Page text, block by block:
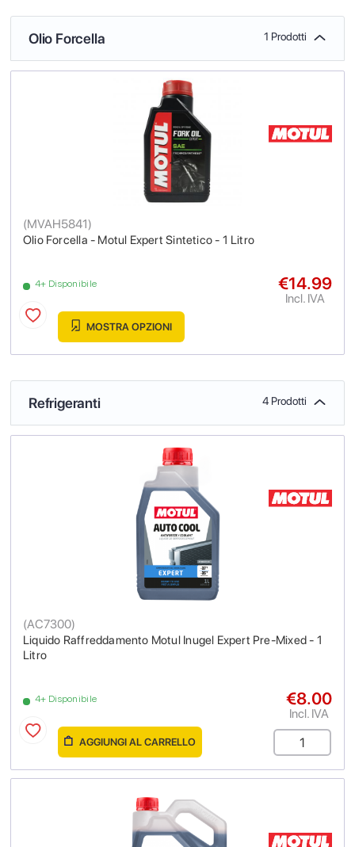
Olio Forcella 1 Prodotti
Olio Forcella - Motul Expert Sintetico - 1 Litro
(MVAH5841)
4+ Disponibile €14.99
Incl. IVA
MOSTRA OPZIONI
Refrigeranti 4 Prodotti
Liquido Raffreddamento Motul Inugel Expert Pre-Mixed - 1
Litro
(AC7300)
4+ Disponibile €8.00
Incl. IVA
AGGIUNGI AL CARRELLO